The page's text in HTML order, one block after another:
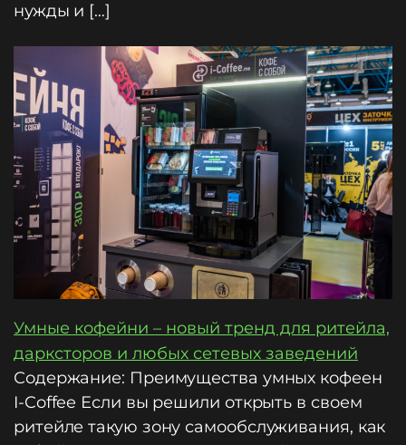
нужды и […]
Умные кофейни – новый тренд для ритейла,
дарксторов и любых сетевых заведений
Содержание: Преимущества умных кофеен
I-Coffee Если вы решили открыть в своем
ритейле такую зону самообслуживания, как